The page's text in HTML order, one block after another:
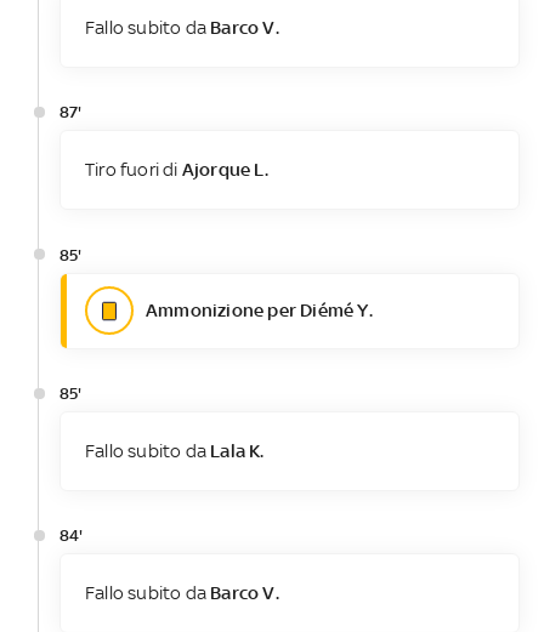
Fallo subito da Barco V.
87'
Tiro fuori di Ajorque L.
85'
Ammonizione per Diémé Y.
85'
Fallo subito da Lala K.
84'
Fallo subito da Barco V.